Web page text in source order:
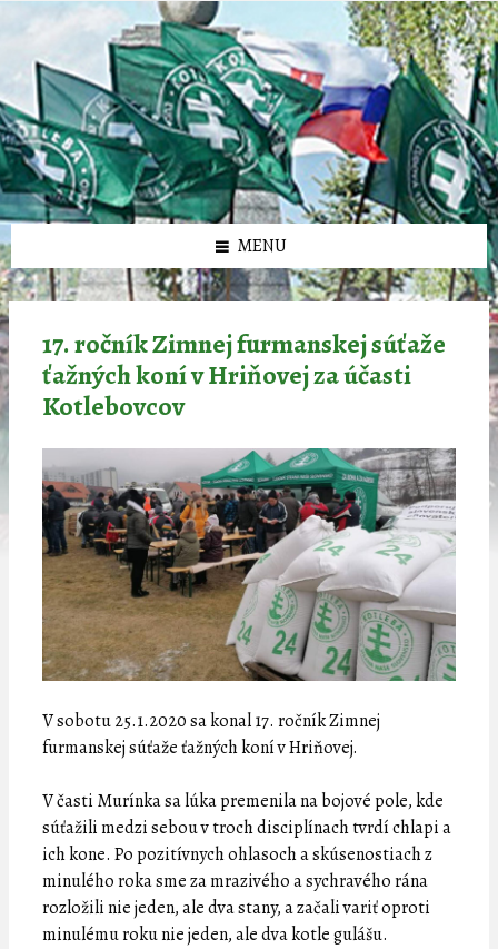
олимп казино
Preskočiť
Preskočiť
panel
Preskočiť
panel
Preskočiť
MENU
17. ročník Zimnej furmanskej súťaže
ťažných koní v Hriňovej za účasti
Kotlebovcov
V sobotu 25.1.2020 sa konal 17. ročník Zimnej
furmanskej súťaže ťažných koní v Hriňovej.
V časti Murínka sa lúka premenila na bojové pole, kde
súťažili medzi sebou v troch disciplínach tvrdí chlapi a
ich kone. Po pozitívnych ohlasoch a skúsenostiach z
minulého roka sme za mrazivého a sychravého rána
rozložili nie jeden, ale dva stany, a začali variť oproti
minulému roku nie jeden, ale dva kotle gulášu.